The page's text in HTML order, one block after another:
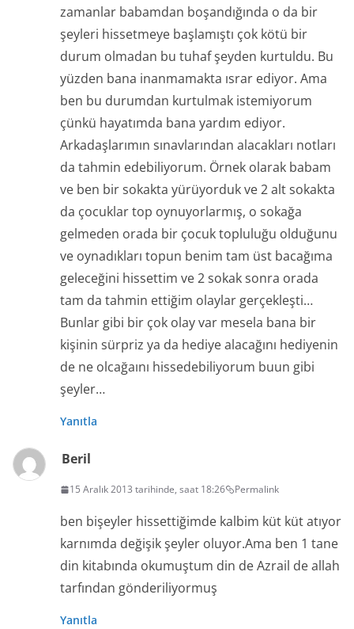
zamanlar babamdan boşandığında o da bir
şeyleri hissetmeye başlamıştı çok kötü bir
durum olmadan bu tuhaf şeyden kurtuldu. Bu
yüzden bana inanmamakta ısrar ediyor. Ama
ben bu durumdan kurtulmak istemiyorum
çünkü hayatımda bana yardım ediyor.
Arkadaşlarımın sınavlarından alacakları notları
da tahmin edebiliyorum. Örnek olarak babam
ve ben bir sokakta yürüyorduk ve 2 alt sokakta
da çocuklar top oynuyorlarmış, o sokağa
gelmeden orada bir çocuk topluluğu olduğunu
ve oynadıkları topun benim tam üst bacağıma
geleceğini hissettim ve 2 sokak sonra orada
tam da tahmin ettiğim olaylar gerçekleşti…
Bunlar gibi bir çok olay var mesela bana bir
kişinin sürpriz ya da hediye alacağını hediyenin
de ne olcağaını hissedebiliyorum buun gibi
şeyler…
Yanıtla
Beril
15 Aralık 2013 tarihinde, saat 18:26 Permalink
ben bişeyler hissettiğimde kalbim küt küt atıyor
karnımda değişik şeyler oluyor.Ama ben 1 tane
din kitabında okumuştum din de Azrail de allah
tarfından gönderiliyormuş
Yanıtla